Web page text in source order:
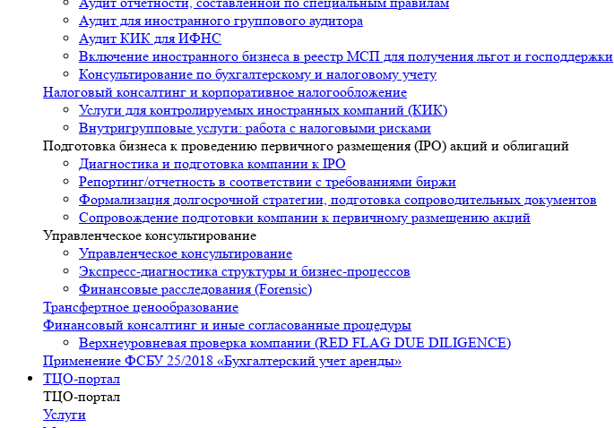
Аудит для иностранного группового аудитора
Аудит КИК для ИФНС
Включение иностранного бизнеса в реестр МСП для получения льгот и господдержки
Консультирование по бухгалтерскому и налоговому учету
Налоговый консалтинг и корпоративное налогообложение
Услуги для контролируемых иностранных компаний (КИК)
Внутригрупповые услуги: работа с налоговыми рисками
Подготовка бизнеса к проведению первичного размещения (IPO) акций и облигаций
Диагностика и подготовка компании к IPO
Репортинг/отчетность в соответствии с требованиями биржи
Формализация долгосрочной стратегии, подготовка сопроводительных документов
Сопровождение подготовки компании к первичному размещению акций
Управленческое консультирование
Управленческое консультирование
Экспресс-диагностика структуры и бизнес-процессов
Финансовые расследования (Forensic)
Трансфертное ценообразование
Финансовый консалтинг и иные согласованные процедуры
Верхнеуровневая проверка компании (RED FLAG DUE DILIGENCE)
Применение ФСБУ 25/2018 «Бухгалтерский учет аренды»
ТЦО-портал
ТЦО-портал
Услуги